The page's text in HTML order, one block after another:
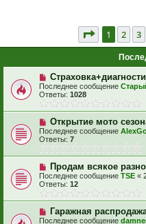
Страница
1 2 3
Последнее сообщение
Ответы: 1028
Открытие мото
Последнее сообщение
Ответы: 7
Продам всякое
Последнее сообщение TSE «
Ответы: 12
Гаражная
Последнее сообщение